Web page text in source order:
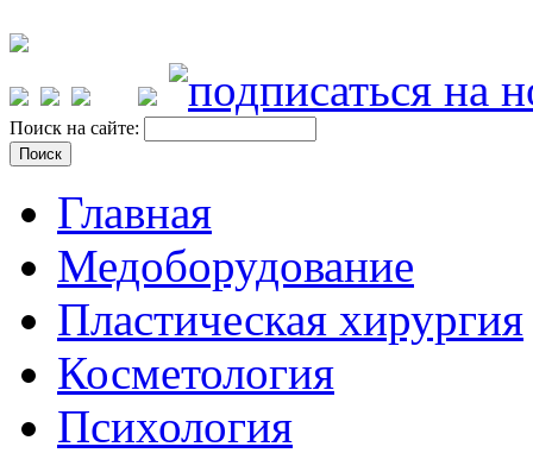
Поиск на сайте:
Главная
Медоборудование
Пластическая хирургия
Косметология
Психология